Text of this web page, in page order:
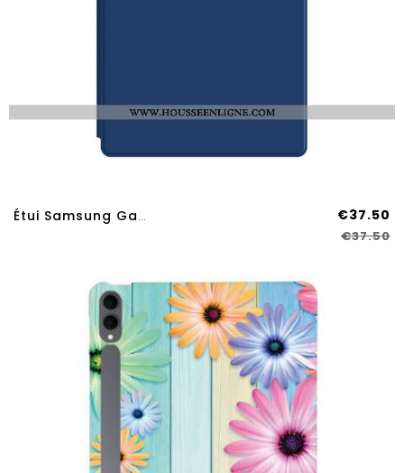
Étui Samsung Galaxy Tab S11 Ultra Classique Premium €37.50
€37.50